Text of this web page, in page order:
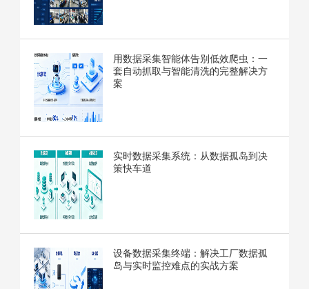
用数据采集智能体告别低效爬虫：一
套自动抓取与智能清洗的完整解决方
案
实时数据采集系统：从数据孤岛到决
策快车道
设备数据采集终端：解决工厂数据孤
岛与实时监控难点的实战方案